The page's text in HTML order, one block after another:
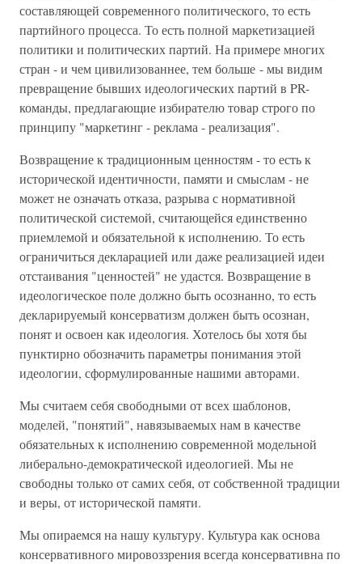
составляющей современного политического, то есть
партийного процесса. То есть полной маркетизацией
политики и политических партий. На примере многих
стран - и чем цивилизованнее, тем больше - мы видим
превращение бывших идеологических партий в PR-
команды, предлагающие избирателю товар строго по
принципу "маркетинг - реклама - реализация".
Возвращение к традиционным ценностям - то есть к
исторической идентичности, памяти и смыслам - не
может не означать отказа, разрыва с нормативной
политической системой, считающейся единственно
приемлемой и обязательной к исполнению. То есть
ограничиться декларацией или даже реализацией идеи
отстаивания "ценностей" не удастся. Возвращение в
идеологическое поле должно быть осознанно, то есть
декларируемый консерватизм должен быть осознан,
понят и освоен как идеология. Хотелось бы хотя бы
пунктирно обозначить параметры понимания этой
идеологии, сформулированные нашими авторами.
Мы считаем себя свободными от всех шаблонов,
моделей, "понятий", навязываемых нам в качестве
обязательных к исполнению современной модельной
либерально-демократической идеологией. Мы не
свободны только от самих себя, от собственной традиции
и веры, от исторической памяти.
Мы опираемся на нашу культуру. Культура как основа
консервативного мировоззрения всегда консервативна по